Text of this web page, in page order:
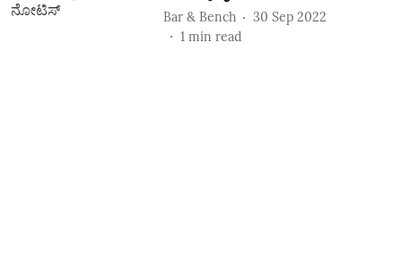
Bar & Bench
30 Sep 2022
1 min read